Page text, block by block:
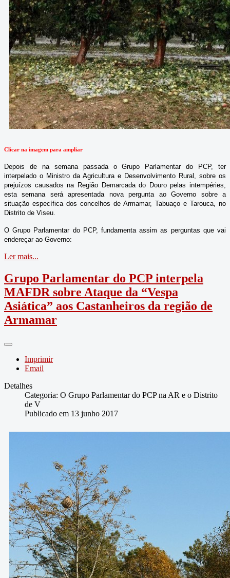
Clicar na imagem para ampliar
Depois de na semana passada o Grupo Parlamentar do PCP, ter
interpelado o Ministro da Agricultura e Desenvolvimento Rural, sobre os
prejuízos causados na Região Demarcada do Douro pelas intempéries,
esta semana será apresentada nova pergunta ao Governo sobre a
situação específica dos concelhos de Armamar, Tabuaço e Tarouca, no
Distrito de Viseu.
O Grupo Parlamentar do PCP, fundamenta assim as perguntas que vai
endereçar ao Governo:
Ler mais...
Grupo Parlamentar do PCP interpela
MAFDR sobre Ataque da “Vespa
Asiática” aos Castanheiros da região de
Armamar
Imprimir
Email
Detalhes
Categoria: O Grupo Parlamentar do PCP na AR e o Distrito
de V
Publicado em 13 junho 2017